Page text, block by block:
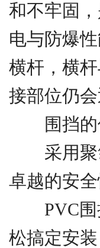
和不牢固
电与防爆
横杆，横
接部位仍
围挡的
采用聚氯
卓越的安全
PVC围
松搞定安装